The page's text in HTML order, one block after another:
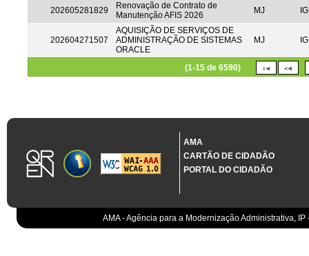
202605281829
Renovação de Contrato de
Manutenção AFIS 2026
MJ
202604271507
AQUISIÇÃO DE SERVIÇOS DE
ADMINISTRAÇÃO DE SISTEMAS
ORACLE
MJ
(1-15 de 6590)
AMA
CARTÃO DE CIDADÃO
PORTAL DO CIDADÃO
AMA - Agência para a Modernização Administrativa,